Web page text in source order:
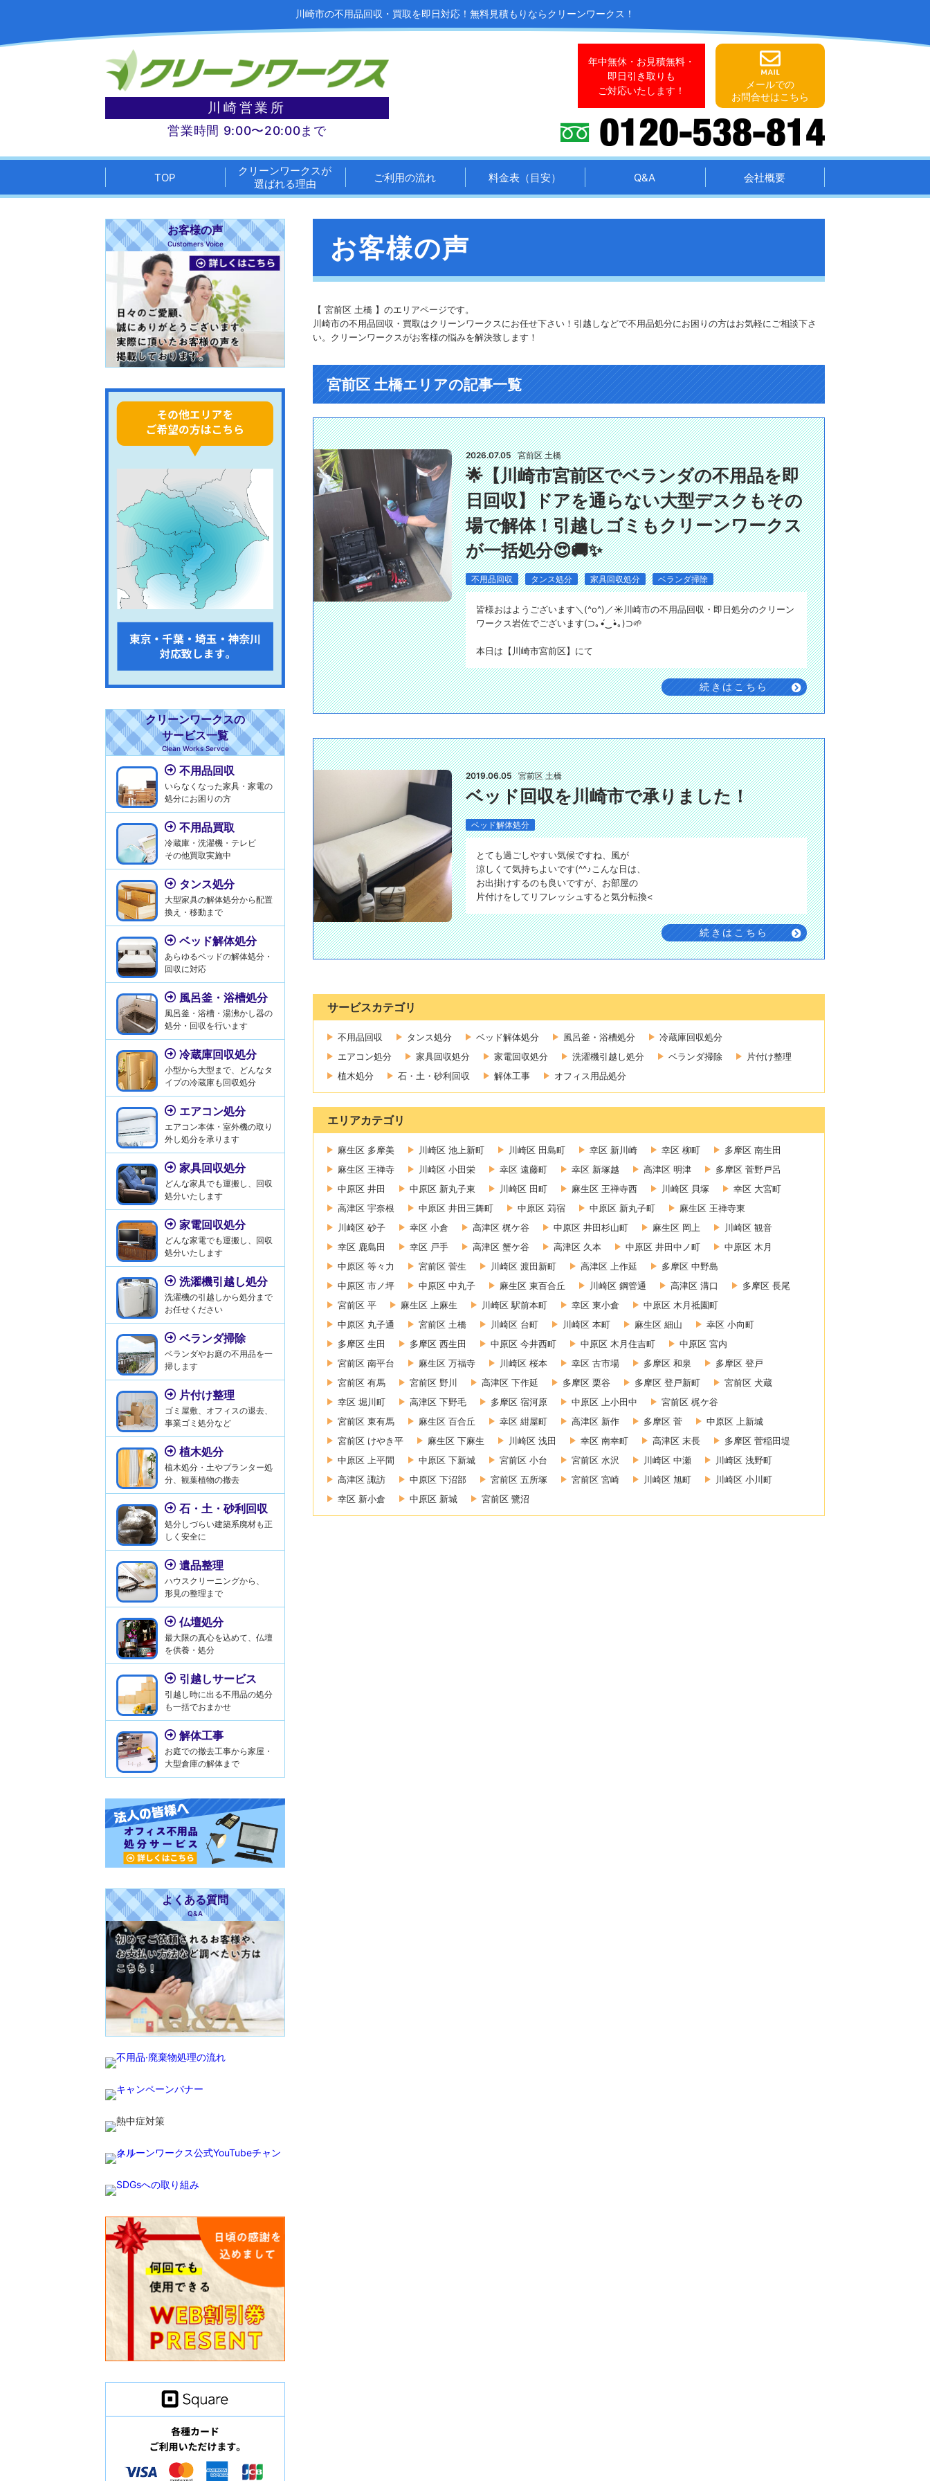
川崎市の不用品回収・買取を即日対応！ 無料見積もりならクリーンワークス！
川崎営業所
営業時間 9:00〜20:00まで
年中無休・お見積無料・
即日引き取りも
ご対応いたします！
メールでの
お問合せはこちら
TOP
クリーンワークスが
選ばれる理由
ご利用の流れ 料金表（目安） Q&A 会社概要
お客様の声
【 宮前区 土橋 】のエリアページです。
川崎市の不用品回収・買取はクリーンワークスにお任せ下さい！引越しなどで不用品処分にお困りの方はお気軽にご相談下さ
い。クリーンワークスがお客様の悩みを解決致します！
宮前区 土橋エリアの記事一覧
2026.07.05 宮前区 土橋
🌟【川崎市宮前区でベランダの不用品を即
日回収】ドアを通らない大型デスクもその
場で解体！引越しゴミもクリーンワークス
が一括処分😍🚚✨
不用品回収 タンス処分 家具回収処分 ベランダ掃除
皆様おはようございます＼(^o^)／☀️川崎市の不用品回収・即日処分のクリーン
ワークス岩佐でございます(⁠⊃⁠｡⁠•́⁠‿⁠•̀⁠｡⁠)⁠⊃🌱
本日は【川崎市宮前区】にて
続きはこちら
2019.06.05 宮前区 土橋
ベッド回収を川崎市で承りました！
ベッド解体処分
とても過ごしやすい気候ですね、風が
涼しくて気持ちよいです(^^♪こんな日は、
お出掛けするのも良いですが、お部屋の
片付けをしてリフレッシュすると気分転換<
続きはこちら
サービスカテゴリ
不用品回収 タンス処分 ベッド解体処分 風呂釜・浴槽処分
冷蔵庫回収処分
エアコン処分
家具回収処分 家電回収処分 洗濯機引越し処分 ベランダ掃除
片付け整理
植木処分
石・土・砂利回収 解体工事 オフィス用品処分
エリアカテゴリ
麻生区 多摩美 川崎区 池上新町 川崎区 田島町 幸区 新川崎 幸区 柳町
多摩区 南生田
麻生区 王禅寺
川崎区 小田栄 幸区 遠藤町 幸区 新塚越 高津区 明津
多摩区 菅野戸呂
中原区 井田
中原区 新丸子東 川崎区 田町 麻生区 王禅寺西 川崎区 貝塚
幸区 大宮町
高津区 宇奈根
中原区 井田三舞町 中原区 苅宿 中原区 新丸子町
麻生区 王禅寺東
川崎区 砂子
幸区 小倉 高津区 梶ケ谷 中原区 井田杉山町 麻生区 岡上
川崎区 観音
幸区 鹿島田
幸区 戸手 高津区 蟹ケ谷 高津区 久本 中原区 井田中ノ町
中原区 木月
中原区 等々力
宮前区 菅生 川崎区 渡田新町 高津区 上作延
多摩区 中野島
中原区 市ノ坪
中原区 中丸子 麻生区 東百合丘 川崎区 鋼管通 高津区 溝口
多摩区 長尾
宮前区 平
麻生区 上麻生 川崎区 駅前本町 幸区 東小倉
中原区 木月祗園町
中原区 丸子通
宮前区 土橋 川崎区 台町 川崎区 本町 麻生区 細山
幸区 小向町
多摩区 生田
多摩区 西生田 中原区 今井西町 中原区 木月住吉町
中原区 宮内
宮前区 南平台
麻生区 万福寺 川崎区 桜本 幸区 古市場 多摩区 和泉
多摩区 登戸
宮前区 有馬
宮前区 野川 高津区 下作延 多摩区 栗谷 多摩区 登戸新町
宮前区 犬蔵
幸区 堀川町
高津区 下野毛 多摩区 宿河原 中原区 上小田中
宮前区 梶ケ谷
宮前区 東有馬
麻生区 百合丘 幸区 紺屋町 高津区 新作 多摩区 菅
中原区 上新城
宮前区 けやき平
麻生区 下麻生 川崎区 浅田 幸区 南幸町 高津区 末長
多摩区 菅稲田堤
中原区 上平間
中原区 下新城 宮前区 小台 宮前区 水沢 川崎区 中瀬
川崎区 浅野町
高津区 諏訪
中原区 下沼部 宮前区 五所塚 宮前区 宮崎 川崎区 旭町
川崎区 小川町
幸区 新小倉
中原区 新城 宮前区 鷺沼
お客様の声
Customers Voice
クリーンワークスの
サービス一覧
Clean Works Servce
不用品回収
いらなくなった家具・家電の
処分にお困りの方
不用品買取
冷蔵庫・洗濯機・テレビ
その他買取実施中
タンス処分
大型家具の解体処分から配置
換え・移動まで
ベッド解体処分
あらゆるベッドの解体処分・
回収に対応
風呂釜・浴槽処分
風呂釜・浴槽・湯沸かし器の
処分・回収を行います
冷蔵庫回収処分
小型から大型まで、どんなタ
イプの冷蔵庫も回収処分
エアコン処分
エアコン本体・室外機の取り
外し処分を承ります
家具回収処分
どんな家具でも運搬し、回収
処分いたします
家電回収処分
どんな家電でも運搬し、回収
処分いたします
洗濯機引越し処分
洗濯機の引越しから処分まで
お任せください
ベランダ掃除
ベランダやお庭の不用品を一
掃します
片付け整理
ゴミ屋敷、オフィスの退去、
事業ゴミ処分など
植木処分
植木処分・土やプランター処
分、観葉植物の撤去
石・土・砂利回収
処分しづらい建築系廃材も正
しく安全に
遺品整理
ハウスクリーニングから、
形見の整理まで
仏壇処分
最大限の真心を込めて、仏壇
を供養・処分
引越しサービス
引越し時に出る不用品の処分
も一括でおまかせ
解体工事
お庭での撤去工事から家屋・
大型倉庫の解体まで
よくある質問
Q&A